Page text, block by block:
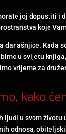
joj dopustiti i
koje
današnjice. Kada
u svijetu
vrijeme za
kako
ljudi u svom životu
odnosa,